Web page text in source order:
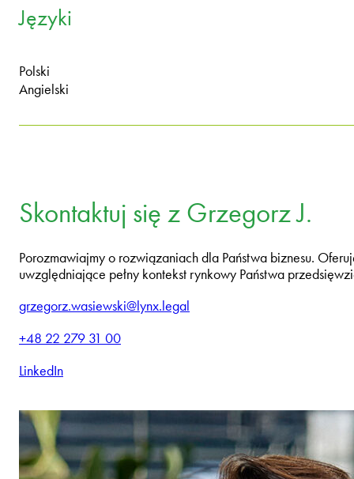
Języki
Polski
Angielski
Skontaktuj się z Grzegorz J.
Porozmawiajmy o rozwiązaniach dla Państwa biznesu.
uwzględniające pełny kontekst rynkowy Państwa
grzegorz.wasiewski@lynx.legal
+48 22 279 31 00
LinkedIn